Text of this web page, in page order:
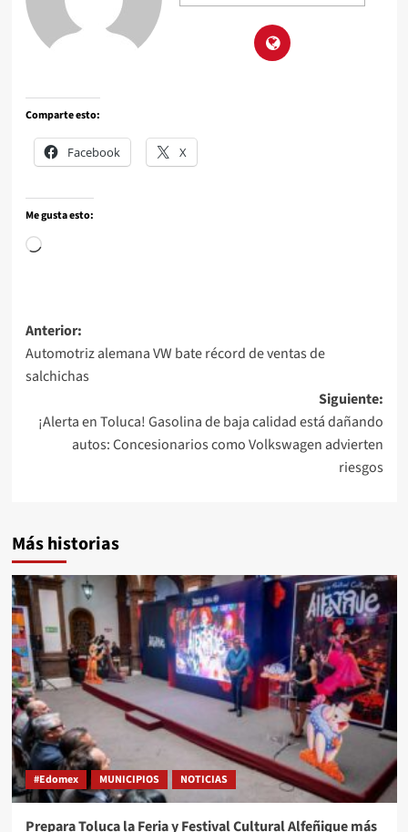
Comparte esto:
Facebook X
Me gusta esto:
Anterior:
Automotriz alemana VW bate récord de ventas de
salchichas
Siguiente:
¡Alerta en Toluca! Gasolina de baja calidad está dañando
autos: Concesionarios como Volkswagen advierten
riesgos
Más historias
#Edomex MUNICIPIOS NOTICIAS
Prepara Toluca la Feria y Festival Cultural Alfeñique más